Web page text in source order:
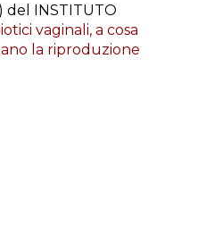
del INSTITUTO
vaginali, a cosa
la riproduzione